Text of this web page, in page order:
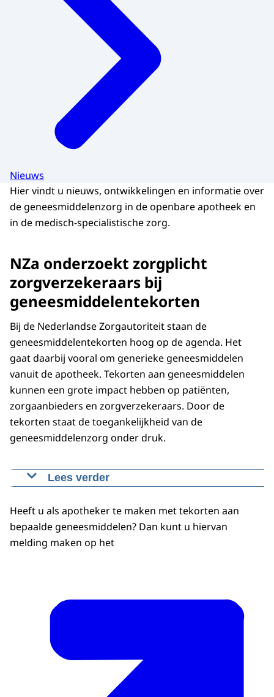
Nieuws
Hier vindt u nieuws, ontwikkelingen en informatie over
de geneesmiddelenzorg in de openbare apotheek en
in de medisch-specialistische zorg.
NZa onderzoekt zorgplicht
zorgverzekeraars bij
geneesmiddelentekorten
Bij de Nederlandse Zorgautoriteit staan de
geneesmiddelentekorten hoog op de agenda. Het
gaat daarbij vooral om generieke geneesmiddelen
vanuit de apotheek. Tekorten aan geneesmiddelen
kunnen een grote impact hebben op patiënten,
zorgaanbieders en zorgverzekeraars. Door de
tekorten staat de toegankelijkheid van de
geneesmiddelenzorg onder druk.
Lees verder
maximaal inspannen zodat verzekerden de
geneesmiddelen kunnen krijgen die zij nodig
hebben. We verwachten dit onderzoek in de
Bij dit onderwerp zijn er ook internationale
afhankelijkheden en problemen die we niet
stimuleren dat er passende maatregelen
genomen worden om geneesmiddelentekorten
in de toekomst te verminderen. Om ervoor te
zorgen dat de tekorten in de toekomst niet
Heeft u als apotheker te maken met tekorten aan
bepaalde geneesmiddelen? Dan kunt u hiervan
melding maken op het